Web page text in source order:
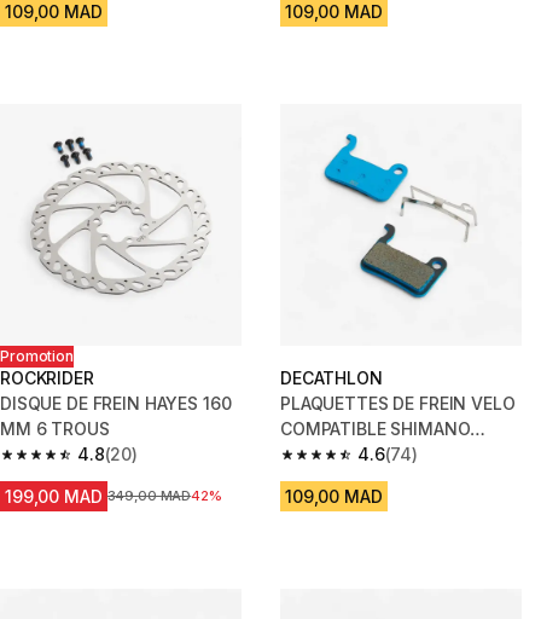
109,00 MAD 109,00 MAD
Promotion
ROCKRIDER
DISQUE DE FREIN HAYES 160
MM 6 TROUS
4.8
4.8 out of 5 stars from 20 reviews
(20)
199,00 MAD Prix avant la réduction
349,00 MAD42%
DECATHLON
PLAQUETTES DE FREIN VELO
COMPATIBLE SHIMANO
SLX/XT/XTR AVANT 2011
4.6
4.6 out of 5 stars from 74
(74)
109,00 MAD